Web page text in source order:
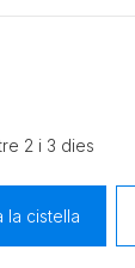
2 i 3 dies
la cistella